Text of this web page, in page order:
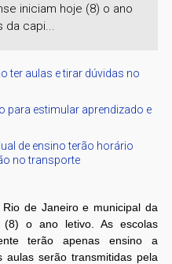
iniciam hoje (8) o ano
da capi...
ter aulas e tirar dúvidas no
para estimular aprendizado e
de ensino terão horário
no transporte
de Janeiro e municipal da
(8) o ano letivo. As escolas
terão apenas ensino a
serão transmitidas pela